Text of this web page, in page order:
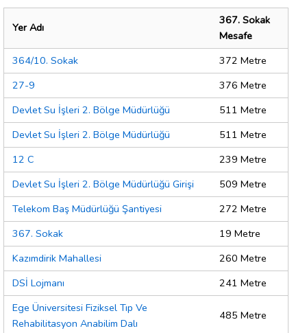
Yer Adı
367. Sokak
Mesafe
364/10. Sokak
372 Metre
27-9
376 Metre
Devlet Su İşleri 2. Bölge Müdürlüğü
511 Metre
Devlet Su İşleri 2. Bölge Müdürlüğü
511 Metre
12 C
239 Metre
Devlet Su İşleri 2. Bölge Müdürlüğü Girişi
509 Metre
Telekom Baş Müdürlüğü Şantiyesi
272 Metre
367. Sokak
19 Metre
Kazımdirik Mahallesi
260 Metre
DSİ Lojmanı
241 Metre
Ege Üniversitesi Fiziksel Tıp Ve
Rehabilitasyon Anabilim Dalı
485 Metre